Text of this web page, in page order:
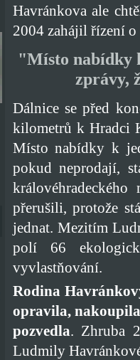
Havránkova ale
2004 zahájil řízení
"Místo nabídky
zprávy,
Dálnice se před
kilometrů k Hradci
Místo nabídky k
pokud neprodají,
přerušili, protože
jednat. Mezitím
polí 66
vyvlastňování.
Rodina
opravila,
pozvedla. Zhruba
Ludmily